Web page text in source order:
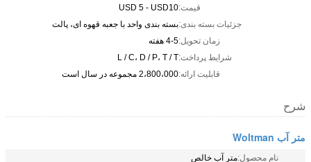
قیمت:USD 5 - USD10
جزئیات بسته بندی:بسته بندی واحد با جعبه قهوه ای، پالت
زمان تحویل:4-5 هفته
شرایط پرداخت:L / C، D / P، T / T
قابلیت ارائه:2،800،000 مجموعه در سال است
شرح
متر آب Woltman
نام محصول:متر آب خالص